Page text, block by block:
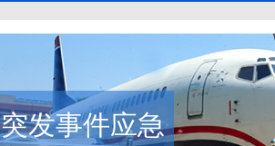
突发事件应急